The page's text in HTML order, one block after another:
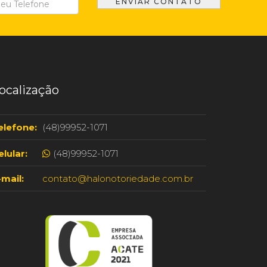
(48)99952-1071
(48)99952-1071
mail: contato@halonotoriedade.com.br